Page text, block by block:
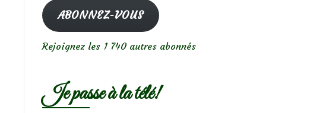
mailABONNEZ-VOUS
Rejoignez les 1 740 autres abonnés
Je passe à la télé!